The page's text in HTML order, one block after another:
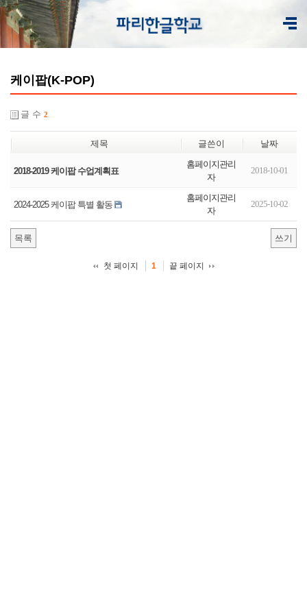
케이팝(K-POP)
글 수 2
제목 글쓴이 날짜
2018-2019 케이팝 수업계획표
홈페이지관리
자
2018-10-01
2024-2025 케이팝 특별 활동
홈페이지관리
자
2025-10-02
목록 쓰기
첫 페이지 1 끝 페이지